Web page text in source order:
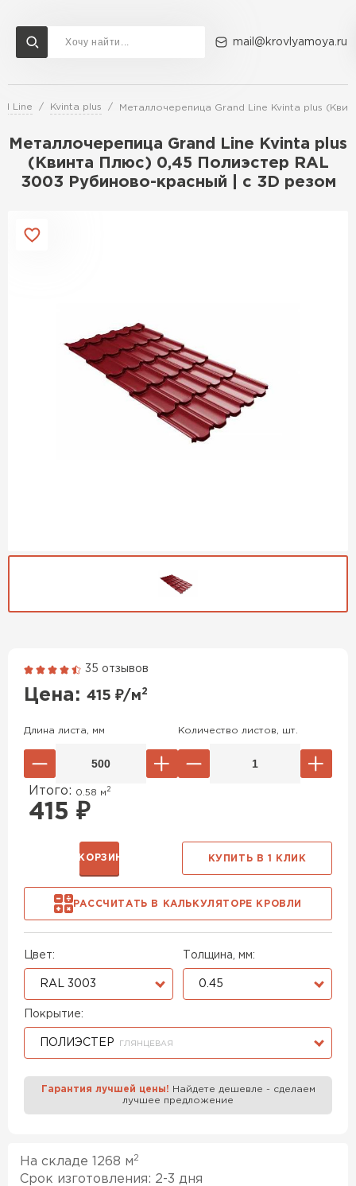
mail@krovlyamoya.ru
Line Kvinta plus Металлочерепица Grand Line Kvinta plus
Металлочерепица Grand Line Kvinta plus
(Квинта Плюс) 0,45 Полиэстер RAL
3003 Рубиново-красный | c 3D резом
35 отзывов
Цена: 415 ₽/м2
Цвет:
RAL 3003
Толщина, мм:
0.45
Покрытие:
ПОЛИЭСТЕР ГЛЯНЦЕВАЯ
Длина листа, мм Количество листов, шт.
Итого: 0.58 м 2
415 ₽
РАССЧИТАТЬ В КАЛЬКУЛЯТОРЕ КРОВЛИ
В КОРЗИНУ КУПИТЬ В 1 КЛИК
Гарантия лучшей цены! Найдете дешевле - сделаем
лучшее предложение
На складе 1268 м 2
Срок изготовления: 2-3 дня
Сервисы расчета
Расчет штакетника для забора
Расчет водостока
Расчет софитов для кровли
Расчет кровли из профнастила
Доставка Контакты
Гибкая черепица
Профилированный лист